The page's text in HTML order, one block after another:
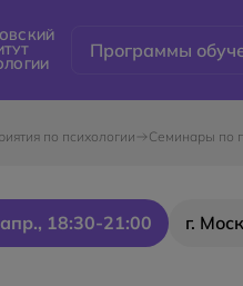
Программы
по психологии Семинары по
18:30-21:00 г.